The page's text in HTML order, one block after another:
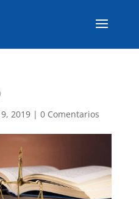
2019| 0 Comentarios